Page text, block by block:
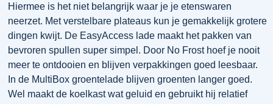
Hiermee is het niet belangrijk waar je je etenswaren
neerzet. Met verstelbare plateaus kun je gemakkelijk grotere
dingen kwijt. De EasyAccess lade maakt het pakken van
bevroren spullen super simpel. Door No Frost hoef je nooit
meer te ontdooien en blijven verpakkingen goed leesbaar.
In de MultiBox groentelade blijven groenten langer goed.
Wel maakt de koelkast wat geluid en gebruikt hij relatief